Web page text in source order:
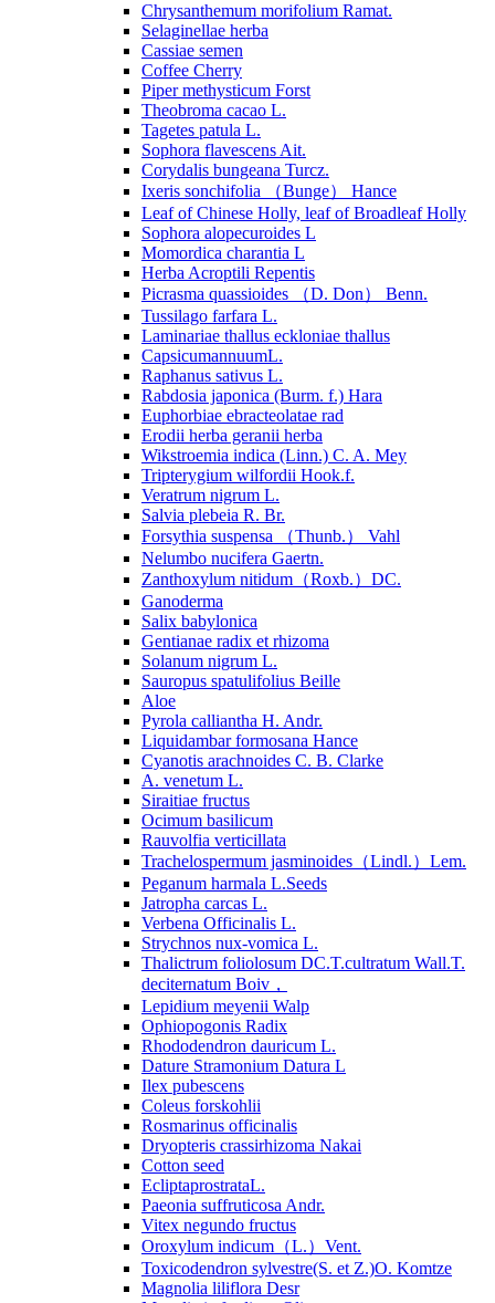
Chrysanthemum morifolium Ramat.
Selaginellae herba
Cassiae semen
Coffee Cherry
Piper methysticum Forst
Theobroma cacao L.
Tagetes patula L.
Sophora flavescens Ait.
Corydalis bungeana Turcz.
Ixeris sonchifolia （Bunge） Hance
Leaf of Chinese Holly, leaf of Broadleaf Holly
Sophora alopecuroides L
Momordica charantia L
Herba Acroptili Repentis
Picrasma quassioides （D. Don） Benn.
Tussilago farfara L.
Laminariae thallus eckloniae thallus
CapsicumannuumL.
Raphanus sativus L.
Rabdosia japonica (Burm. f.) Hara
Euphorbiae ebracteolatae rad
Erodii herba geranii herba
Wikstroemia indica (Linn.) C. A. Mey
Tripterygium wilfordii Hook.f.
Veratrum nigrum L.
Salvia plebeia R. Br.
Forsythia suspensa （Thunb.） Vahl
Nelumbo nucifera Gaertn.
Zanthoxylum nitidum（Roxb.）DC.
Ganoderma
Salix babylonica
Gentianae radix et rhizoma
Solanum nigrum L.
Sauropus spatulifolius Beille
Aloe
Pyrola calliantha H. Andr.
Liquidambar formosana Hance
Cyanotis arachnoides C. B. Clarke
A. venetum L.
Siraitiae fructus
Ocimum basilicum
Rauvolfia verticillata
Trachelospermum jasminoides（Lindl.）Lem.
Peganum harmala L.Seeds
Jatropha carcas L.
Verbena Officinalis L.
Strychnos nux-vomica L.
Thalictrum foliolosum DC.T.cultratum Wall.T.
deciternatum Boiv，
Lepidium meyenii Walp
Ophiopogonis Radix
Rhododendron dauricum L.
Dature Stramonium Datura L
Ilex pubescens
Coleus forskohlii
Rosmarinus officinalis
Dryopteris crassirhizoma Nakai
Cotton seed
EcliptaprostrataL.
Paeonia suffruticosa Andr.
Vitex negundo fructus
Oroxylum indicum（L.）Vent.
Toxicodendron sylvestre(S. et Z.)O. Komtze
Magnolia liliflora Desr